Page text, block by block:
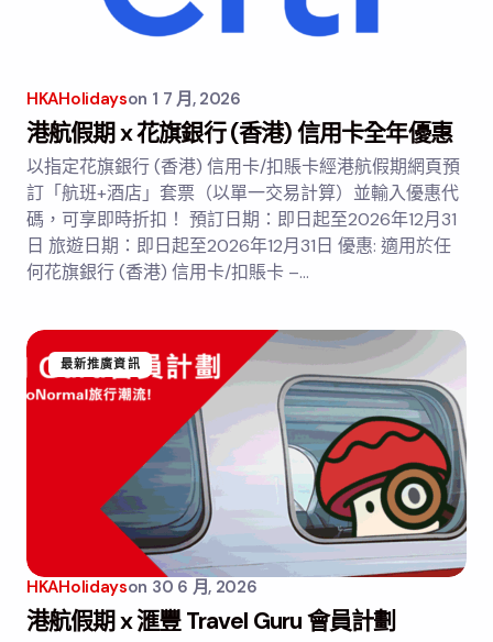
HKAHolidayson 1 7 月, 2026
港航假期 x 花旗銀行 (香港) 信用卡全年優惠
以指定花旗銀行 (香港) 信用卡/扣賬卡經港航假期網頁預
訂「航班+酒店」套票（以單一交易計算）並輸入優惠代
碼，可享即時折扣！ 預訂日期：即日起至2026年12月31
日 旅遊日期：即日起至2026年12月31日 優惠: 適用於任
何花旗銀行 (香港) 信用卡/扣賬卡 –…
最新推廣資訊
HKAHolidayson 30 6 月, 2026
港航假期 x 滙豐 Travel Guru 會員計劃